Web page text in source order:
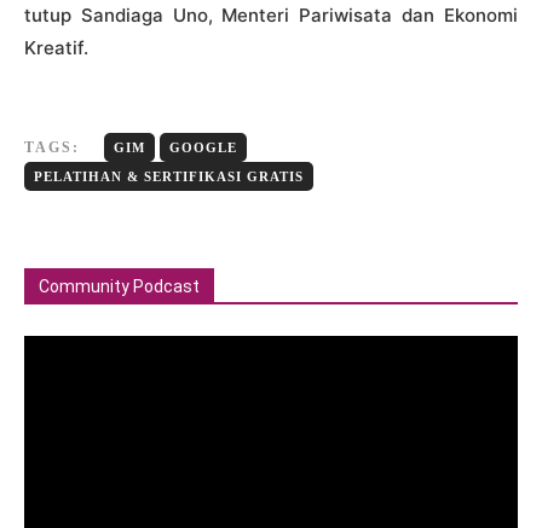
tutup Sandiaga Uno, Menteri Pariwisata dan Ekonomi
Kreatif.
TAGS: GIM
GOOGLE
PELATIHAN & SERTIFIKASI GRATIS
Community Podcast